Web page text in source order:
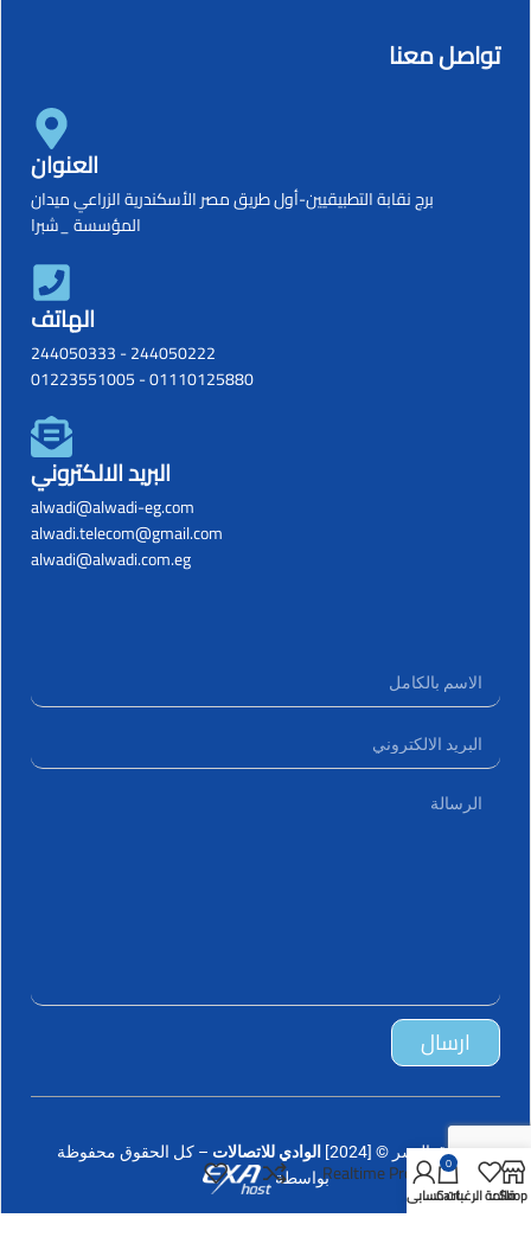
تواصل معنا
العنوان
برج نقابة التطبيقيين-أول طريق مصر الأسكندرية الزراعي ميدان
المؤسسة _شبرا
الهاتف
244050222
-
244050333
01110125880
-
01223551005
البريد الالكتروني
alwadi@alwadi-eg.com
alwadi.telecom@gmail.com
alwadi@alwadi.com.eg
ارسال
حقوق النشر © [2024] الوادي للاتصالات – كل الحقوق محفوظة
بواسطةRealtime Pro 1500
Shopقائمة الرغبات
0
Cartحسابي